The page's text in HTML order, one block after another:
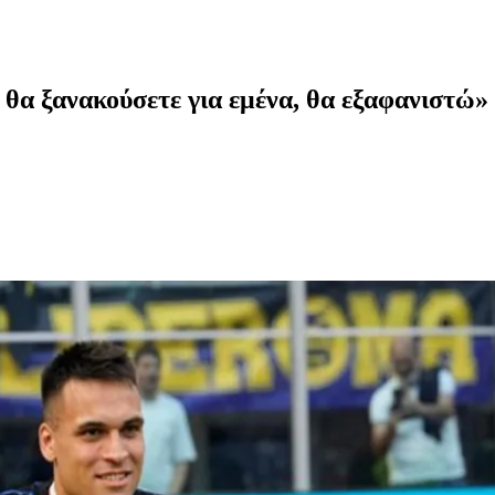
ξανακούσετε για εμένα, θα εξαφανιστώ»